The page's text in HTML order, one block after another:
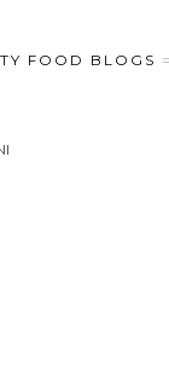
FOOD BLOGS